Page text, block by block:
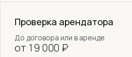
Проверка арендатора
До договора или в аренде
от 19 000 ₽